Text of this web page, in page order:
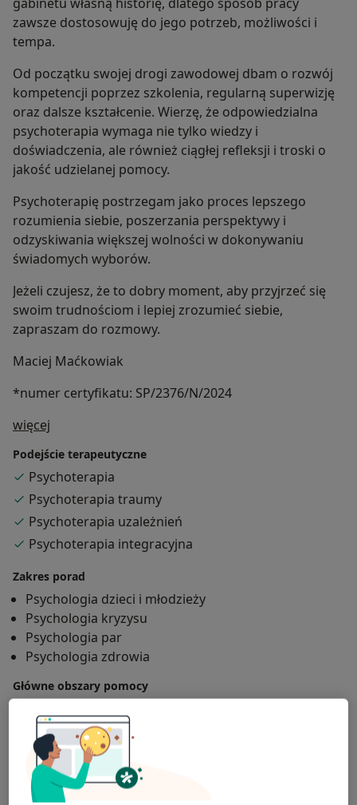
zawsze dostosowuję do jego potrzeb, możliwości i
tempa.
Od początku swojej drogi zawodowej dbam o rozwój
kompetencji poprzez szkolenia, regularną superwizję
oraz dalsze kształcenie. Wierzę, że odpowiedzialna
psychoterapia wymaga nie tylko wiedzy i
doświadczenia, ale również ciągłej refleksji i troski o
jakość udzielanej pomocy.
Psychoterapię postrzegam jako proces lepszego
rozumienia siebie, poszerzania perspektywy i
odzyskiwania większej wolności w dokonywaniu
świadomych wyborów.
Jeżeli czujesz, że to dobry moment, aby przyjrzeć się
swoim trudnościom i lepiej zrozumieć siebie,
zapraszam do rozmowy.
Maciej Maćkowiak
*numer certyfikatu: SP/2376/N/2024
więcej
Podejście terapeutyczne
Psychoterapia
Psychoterapia traumy
Psychoterapia uzależnień
Psychoterapia integracyjna
Zakres porad
Psychologia dzieci i młodzieży
Psychologia kryzysu
Psychologia par
Psychologia zdrowia
Główne obszary pomocy
DDA - dorosłe dzieci alkoholików
Nadużycia emocjonalne
Pacjenci których przyjmuję